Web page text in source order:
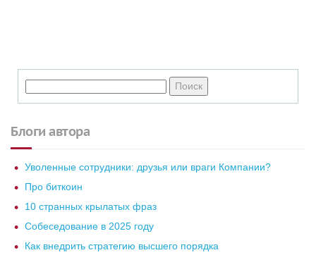
Блоги автора
Уволенные сотрудники: друзья или враги Компании?
Про биткоин
10 странных крылатых фраз
Собеседование в 2025 году
Как внедрить стратегию высшего порядка